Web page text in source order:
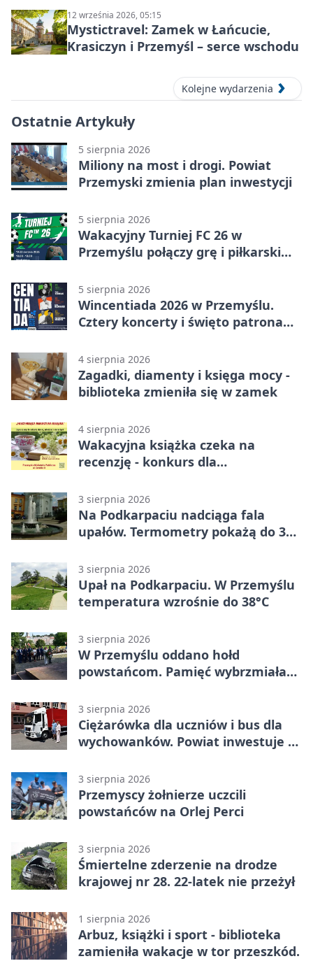
12 września 2026, 05:15
Mystictravel: Zamek w Łańcucie,
Krasiczyn i Przemyśl – serce wschodu
Kolejne wydarzenia
Ostatnie Artykuły
5 sierpnia 2026
Miliony na most i drogi. Powiat
Przemyski zmienia plan inwestycji
5 sierpnia 2026
Wakacyjny Turniej FC 26 w
Przemyślu połączy grę i piłkarski
5 sierpnia 2026
Wincentiada 2026 w Przemyślu.
Cztery koncerty i święto patrona
4 sierpnia 2026
Zagadki, diamenty i księga mocy -
biblioteka zmieniła się w zamek
4 sierpnia 2026
Wakacyjna książka czeka na
recenzję - konkurs dla
3 sierpnia 2026
Na Podkarpaciu nadciąga fala
upałów. Termometry pokażą do 36
3 sierpnia 2026
Upał na Podkarpaciu. W Przemyślu
temperatura wzrośnie do 38°C
3 sierpnia 2026
W Przemyślu oddano hołd
powstańcom. Pamięć wybrzmiała
3 sierpnia 2026
Ciężarówka dla uczniów i bus dla
wychowanków. Powiat inwestuje w
3 sierpnia 2026
Przemyscy żołnierze uczcili
powstańców na Orlej Perci
3 sierpnia 2026
Śmiertelne zderzenie na drodze
krajowej nr 28. 22-latek nie przeżył
1 sierpnia 2026
Arbuz, książki i sport - biblioteka
zamieniła wakacje w tor przeszkód.